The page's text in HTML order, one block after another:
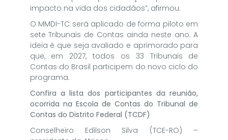
impacto na vida dos cidadãos”, afirmou.
O MMDI-TC será aplicado de forma piloto em
sete Tribunais de Contas ainda neste ano. A
ideia é que seja avaliado e aprimorado para
que, em 2027, todos os 33 Tribunais de
Contas do Brasil participem do novo ciclo do
programa.
Confira a lista dos participantes da reunião,
ocorrida na Escola de Contas do Tribunal de
Contas do Distrito Federal (TCDF)
Conselheiro Edilson Silva (TCE-RO) –